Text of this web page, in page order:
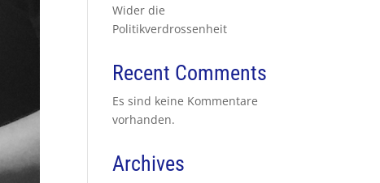
Wider die
Politikverdrossenheit
Recent Comments
Es sind keine Kommentare
vorhanden.
Archives